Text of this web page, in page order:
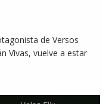
de Versos
Vivas, vuelve a estar